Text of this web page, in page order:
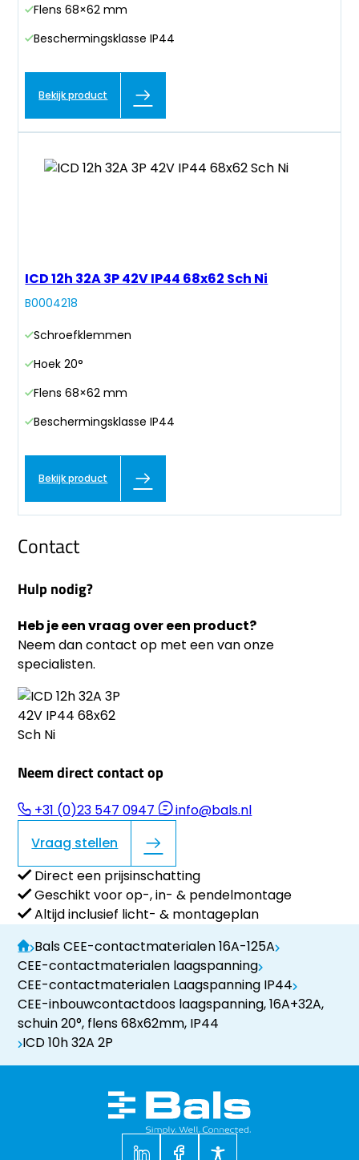
Flens 68×62 mm
Beschermingsklasse IP44
Bekijk product
ICD 12h 32A 3P 42V IP44 68x62 Sch Ni
B0004218
Schroefklemmen
Hoek 20°
Flens 68×62 mm
Beschermingsklasse IP44
Bekijk product
Contact
Hulp nodig?
Heb je een vraag over een product?
Neem dan contact op met een van onze
specialisten.
Neem direct contact op
+31 (0)23 547 0947
info@bals.nl
Vraag stellen
Direct een prijsinschatting
Geschikt voor op-, in- & pendelmontage
Altijd inclusief licht- & montageplan
Bals CEE-contactmaterialen 16A-125A
CEE-contactmaterialen laagspanning
CEE-contactmaterialen Laagspanning IP44
CEE-inbouwcontactdoos laagspanning, 16A+32A,
schuin 20°, flens 68x62mm, IP44
ICD 10h 32A 2P